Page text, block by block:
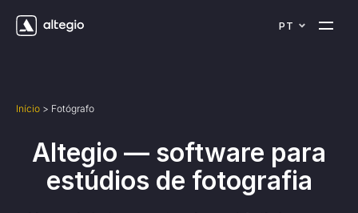
PT
Início > Fotógrafo
Altegio — software para
estúdios de fotografia